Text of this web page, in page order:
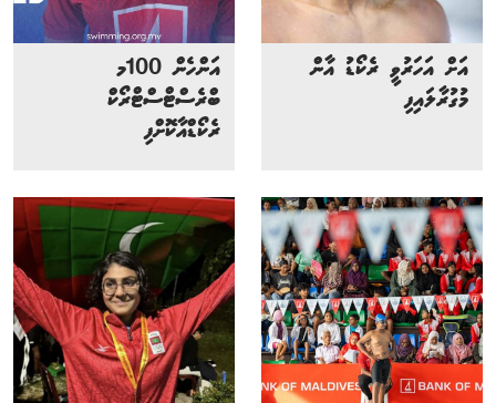
އަށް އަހަރުވީ ރެކޯޑު އާން
މުގުރާލައިފި
އަންހެން 100މ
ބްރެސްޓްސްޓްރޯކް
ރެކޯޑްއާކޮށްފި